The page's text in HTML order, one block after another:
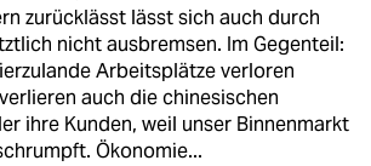
zurücklässt lässt sich auch durch
nicht ausbremsen. Im Gegenteil:
Arbeitsplätze verloren
auch die chinesischen
ihre Kunden, weil unser Binnenmarkt
Ökonomie...